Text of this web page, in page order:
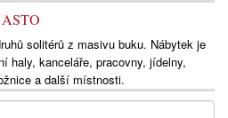
solitérů z masivu buku. Nábytek je
haly, kanceláře, pracovny, jídelny,
a další místnosti.